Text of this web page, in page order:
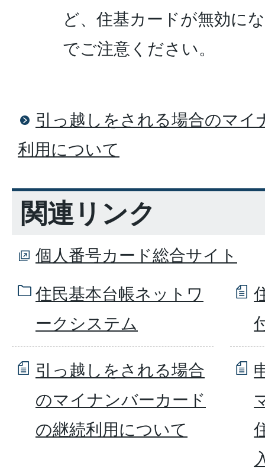
ど、住基カードが無効に
でご注意ください。
引っ越しをされる場合のマイ
利用について
関連リンク
個人番号カード総合サイト
住民基本台帳ネットワ
ークシステム
引っ越しをされる場合
のマイナンバーカード
の継続利用について